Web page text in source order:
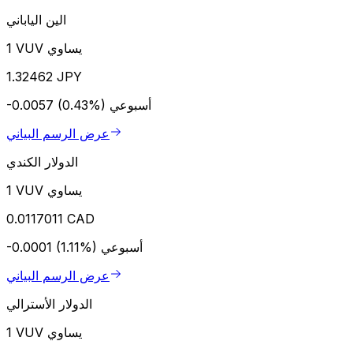
الين الياباني
1 VUV يساوي
1.32462 JPY
-0.0057 (0.43%) أسبوعي
عرض الرسم البياني
الدولار الكندي
1 VUV يساوي
0.0117011 CAD
-0.0001 (1.11%) أسبوعي
عرض الرسم البياني
الدولار الأسترالي
1 VUV يساوي